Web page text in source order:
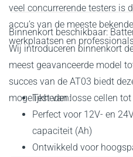
testkabels
Kabels &
Adapters
Tuingereedschap
Kabels &
Adapters
medische
apparatuur
veel concurrerende testers is
accu’s van de meeste
werkplaatsen en
Binnenkort beschikbaar:
Wij introduceren binnenkort
meest geavanceerde model
succes van de AT03 biedt
mogelijkheden:
Test van losse cellen
Perfect voor 12V- en
capaciteit (Ah)
Ontwikkeld voor